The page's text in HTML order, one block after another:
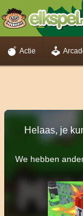
Actie
Helaas, je
We hebben